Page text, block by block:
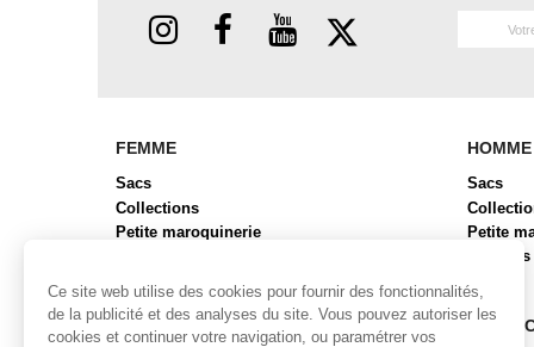
FEMME
Sacs
Collections
Petite maroquinerie
HOMME
Sacs
Petite
Bagages
COLLECTIONS FEMME
Ce site web utilise des cookies pour fournir des fonctionnalités,
de la publicité et des analyses du site. Vous pouvez autoriser les
cookies et continuer votre navigation, ou paramétrer vos